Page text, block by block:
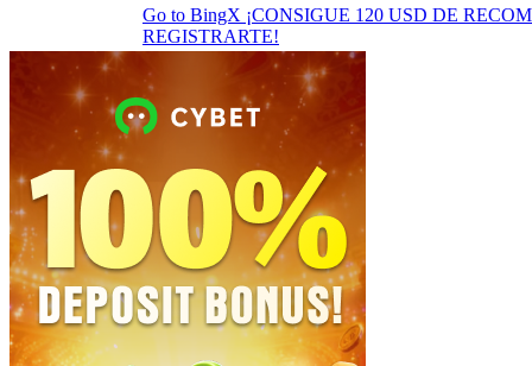
Go to BingX ¡CONSIGUE 120 USD DE
REGISTRARTE!